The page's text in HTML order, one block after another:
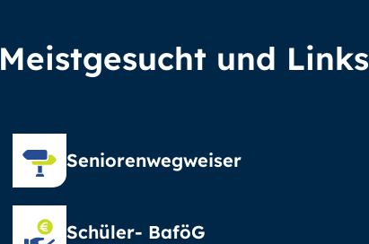
Meistgesucht und Links
Seniorenwegweiser
Schüler- BaföG